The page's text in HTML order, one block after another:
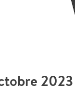
2023